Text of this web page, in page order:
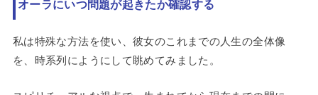
オーラにいつ問題が起きたか確認する
私は特殊な方法を使い、彼女のこれまでの人生の全体像
を、時系列にようにして眺めてみました。